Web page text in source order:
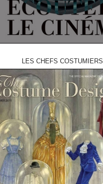
LES CHEFS COSTUMIERS